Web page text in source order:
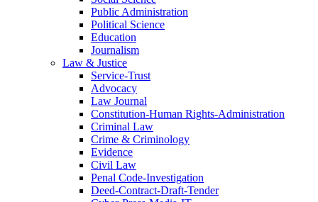
Public Administration
Political Science
Education
Journalism
Law & Justice
Service-Trust
Advocacy
Law Journal
Constitution-Human Rights-Administration
Criminal Law
Crime & Criminology
Evidence
Civil Law
Penal Code-Investigation
Deed-Contract-Draft-Tender